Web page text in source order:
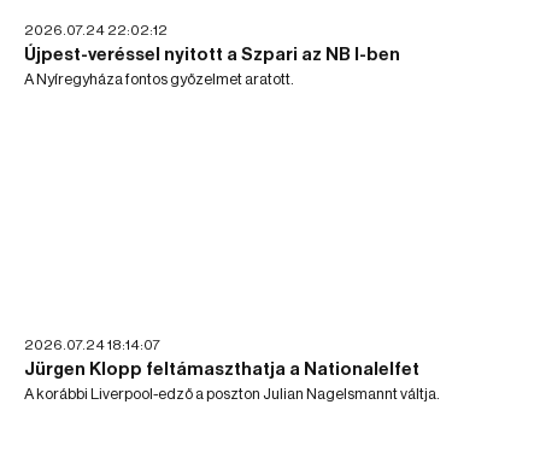
2026.07.24 22:02:12
Újpest-veréssel nyitott a Szpari az NB I-ben
A Nyíregyháza fontos győzelmet aratott.
2026.07.24 18:14:07
Jürgen Klopp feltámaszthatja a Nationalelfet
A korábbi Liverpool-edző a poszton Julian Nagelsmannt váltja.